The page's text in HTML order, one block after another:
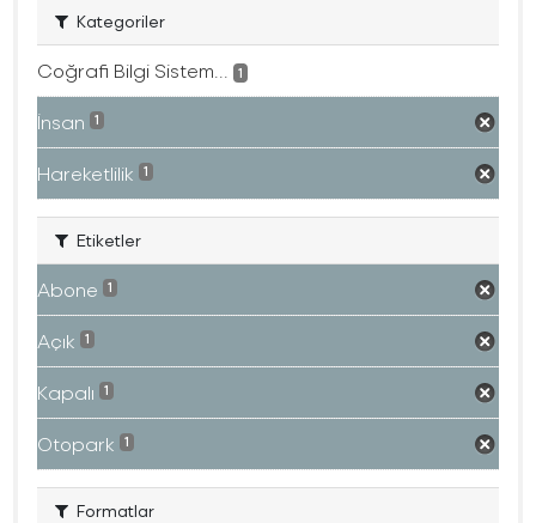
Kategoriler
Coğrafi Bilgi Sistem... 1
İnsan 1
Hareketlilik 1
Etiketler
Abone 1
Açık 1
Kapalı 1
Otopark 1
Formatlar